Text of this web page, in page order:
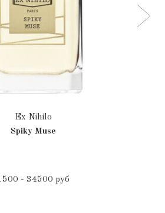
Ex Nihilo
Spiky Muse
- 34500 руб